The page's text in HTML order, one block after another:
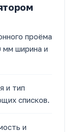
проёма
мм ширина и
и тип
списков.
и